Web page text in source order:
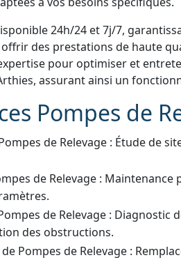
24h/24 et 7j/7,
des prestations de haute
pour optimiser et
assurant ainsi un
Pompes de
de Relevage : Étude de
de Relevage :
de Relevage : Diagnostic
des obstructions.
Pompes de Relevage :